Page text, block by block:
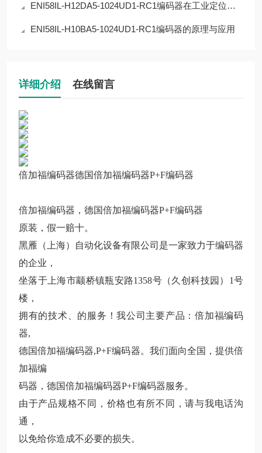
ENI58IL-H12DA5-1024UD1-RC1编码器在工业定位中的应用
ENI58IL-H10BA5-1024UD1-RC1编码器的原理与应用
详细介绍 在线留言
倍加福编码器德国倍加福编码器P+F编码器
倍加福编码器，德国倍加福编码器P+F编码器
原装，假一赔十。
黑雁（上海）自动化设备有限公司是一家致力于编码器
的企业，
坐落于上海市颛桥镇瓶安路1358号（久创科技园）1号
楼，
拥有的技术、的服务！我公司主要产品：倍加福编码
器,
德国倍加福编码器,P+F编码器。我们面向全国，提供倍
加福编
码器，德国倍加福编码器P+F编码器服务。
由于产品规格不同，价格也有所不同，请与我电话沟
通，
以免给你造成不必要的损失。